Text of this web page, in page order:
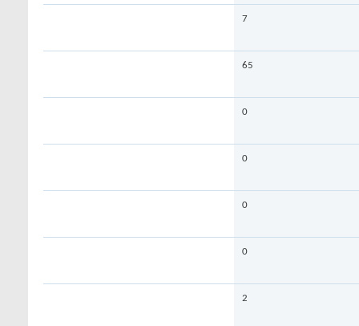
7
65
0
0
0
0
2